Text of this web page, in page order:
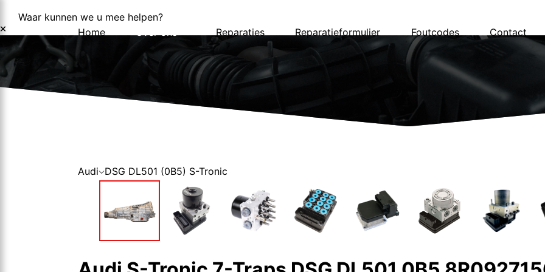
Waar kunnen we u mee helpen?
Home
Reparaties Reparatieformulier Foutcodes Contact
Audi DSG DL501 (0B5) S-Tronic